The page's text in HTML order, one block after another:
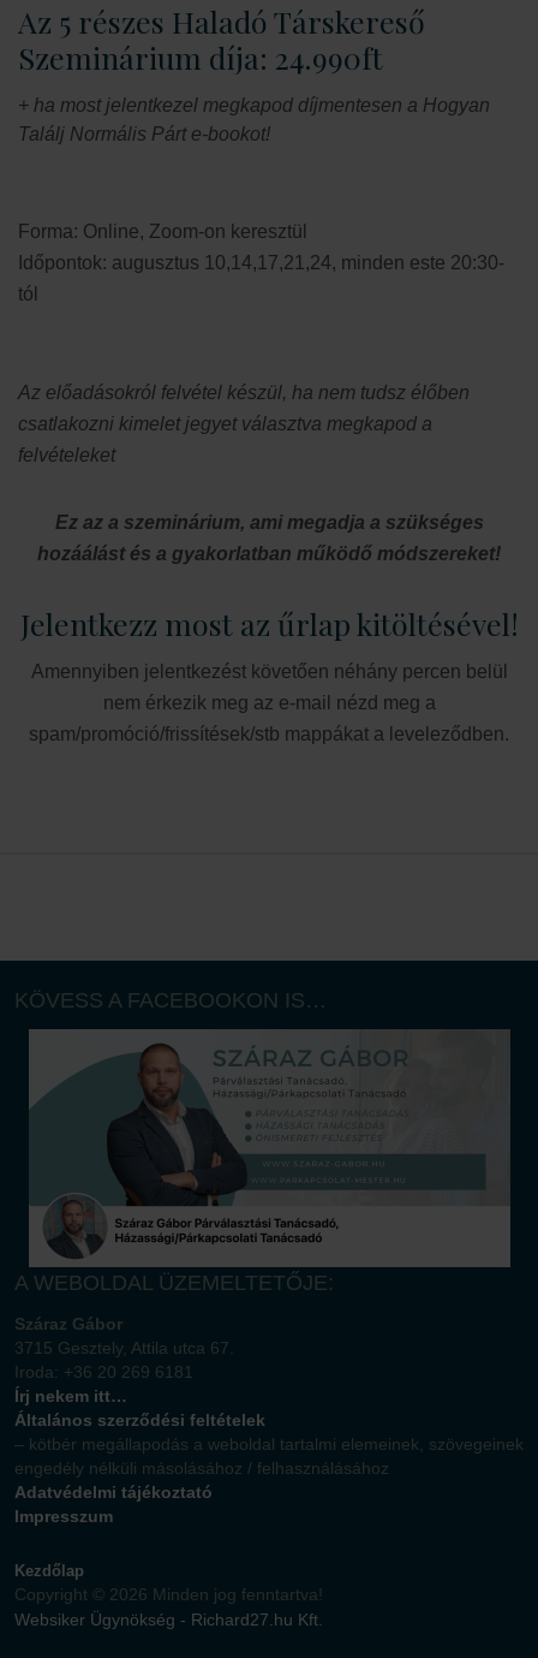
Az 5 részes Haladó Társkereső
Szeminárium díja: 24.990ft
+ ha most jelentkezel megkapod díjmentesen a Hogyan
Találj Normális Párt e-bookot!
Forma: Online, Zoom-on keresztül
Időpontok: augusztus 10,14,17,21,24, minden este 20:30-
tól
Az előadásokról felvétel készül, ha nem tudsz élőben
csatlakozni kimelet jegyet választva megkapod a
felvételeket
Ez az a szeminárium, ami megadja a szükséges
hozáálást és a gyakorlatban működő módszereket!
Jelentkezz most az űrlap kitöltésével!
Amennyiben jelentkezést követően néhány percen belül
nem érkezik meg az e-mail nézd meg a
spam/promóció/frissítések/stb mappákat a leveleződben.
KÖVESS A FACEBOOKON IS…
A WEBOLDAL ÜZEMELTETŐJE:
Száraz Gábor
3715 Gesztely, Attila utca 67.
Iroda: +36 20 269 6181
Írj nekem itt…
Általános szerződési feltételek
– kötbér megállapodás a weboldal tartalmi elemeinek, szövegeinek
engedély nélküli másolásához / felhasználásához
Adatvédelmi tájékoztató
Impresszum
Kezdőlap
Copyright © 2026 Minden jog fenntartva!
Websiker Ügynökség - Richard27.hu Kft.